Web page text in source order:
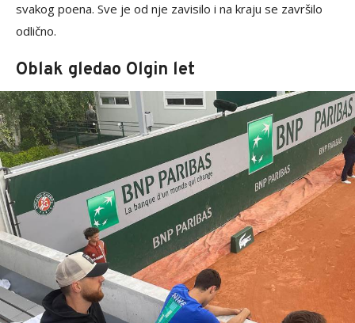
svakog poena. Sve je od nje zavisilo i na kraju se završilo
odlično.
Oblak gledao Olgin let